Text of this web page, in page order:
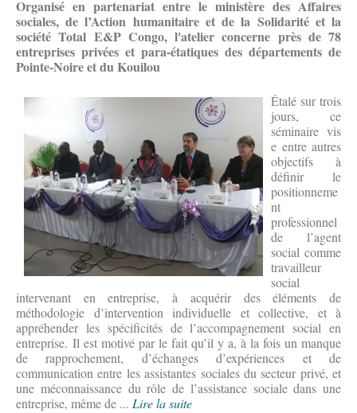
Organisé en partenariat entre le ministère des Affaires
sociales, de l’Action humanitaire et de la Solidarité et la
société Total E&P Congo, l'atelier concerne près de 78
entreprises privées et para-étatiques des départements de
Pointe-Noire et du Kouilou
Étalé sur trois
jours, ce
séminaire vis
e entre autres
objectifs à
définir le
positionneme
nt
professionnel
de l’agent
social comme
travailleur
social
intervenant en entreprise, à acquérir des éléments de
méthodologie d’intervention individuelle et collective, et à
appréhender les spécificités de l’accompagnement social en
entreprise. Il est motivé par le fait qu’il y a, à la fois un manque
de rapprochement, d’échanges d’expériences et de
communication entre les assistantes sociales du secteur privé, et
une méconnaissance du rôle de l’assistance sociale dans une
entreprise, même de ... Lire la suite